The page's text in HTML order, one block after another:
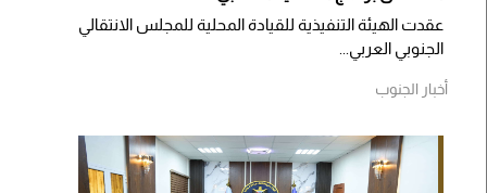
عقدت الهيئة التنفيذية للقيادة المحلية للمجلس الانتقالي
الجنوبي العربي...
أخبار الجنوب